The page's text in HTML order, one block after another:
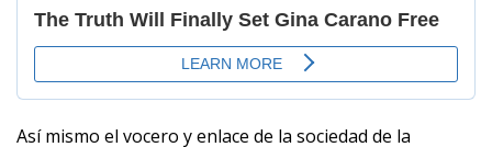
Así mismo el vocero y enlace de la sociedad de la